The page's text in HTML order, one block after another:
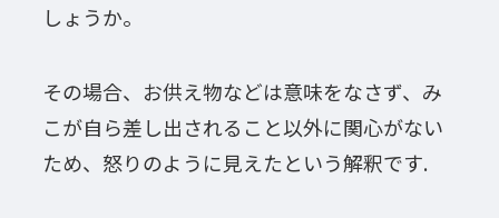
しょうか。
その場合、お供え物などは意味をなさず、み
こが自ら差し出されること以外に関心がない
ため、怒りのように見えたという解釈です.